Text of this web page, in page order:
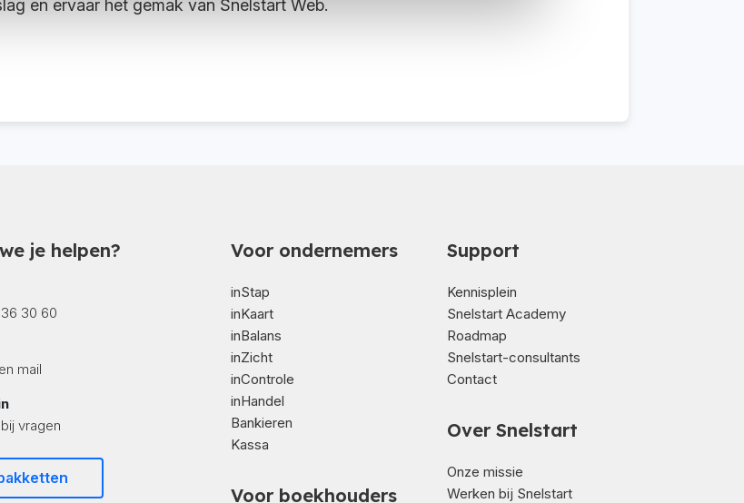
en ervaar het gemak van Snelstart Web.
je helpen?
30 60
mail
vragen
Voor ondernemers
inStap
inKaart
inBalans
inZicht
inControle
inHandel
Bankieren
Kassa
Voor boekhouders
Support
Kennisplein
Snelstart Academy
Roadmap
Snelstart-consultants
Contact
Over Snelstart
Onze missie
Werken bij Snelstart